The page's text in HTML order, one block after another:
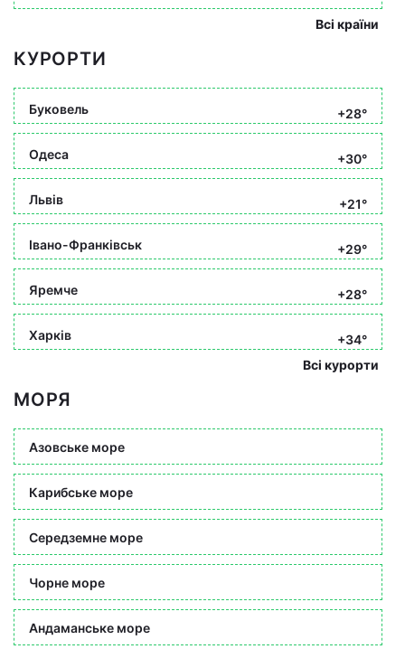
Всі країни
КУРОРТИ
Буковель +28°
Одеса +30°
Львів +21°
Івано-Франківськ +29°
Яремче +28°
Харків
+34°
Всі курорти
МОРЯ
Азовське море
Карибське море
Середземне море
Чорне море
Андаманське море